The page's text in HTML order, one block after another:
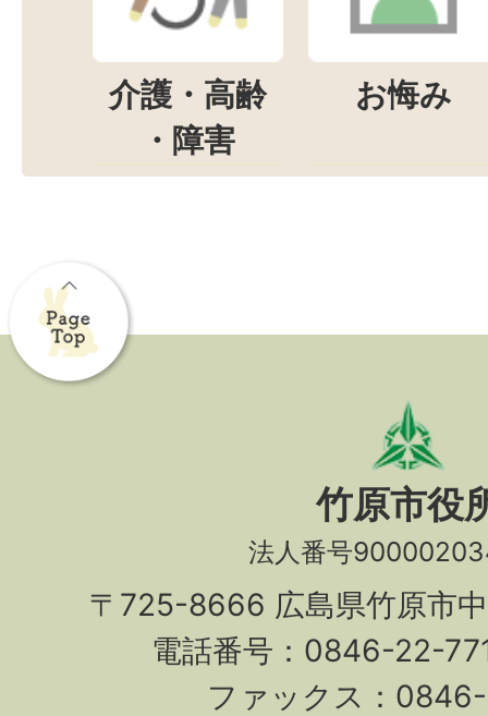
介護・高齢
・障害
お悔み
竹原市役
法人番号
〒725-8666 広島県竹原市
電話番号：0846-22-
ファックス：